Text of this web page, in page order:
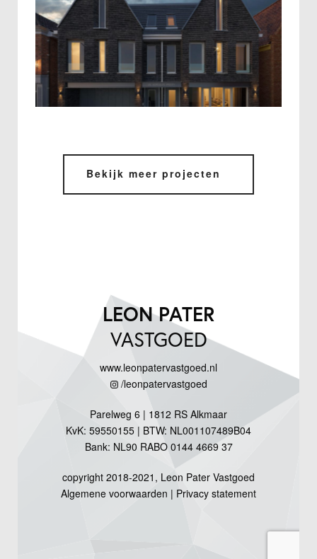
DE VERGULDE MOLEN
Bekijk meer projecten
LEON PATER
VASTGOED
www.leonpatervastgoed.nl
/leonpatervastgoed
Parelweg 6 | 1812 RS Alkmaar
KvK: 59550155 | BTW: NL001107489B04
Bank: NL90 RABO 0144 4669 37
copyright 2018-2021, Leon Pater Vastgoed
Algemene voorwaarden | Privacy statement